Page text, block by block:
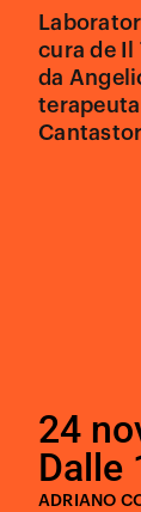
cura de Il
da
24
Dalle
ADRIANO